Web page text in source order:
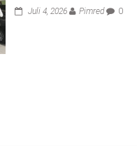
Juli 4, 2026 Pimred 0